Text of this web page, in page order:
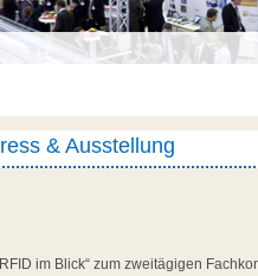
& Ausstellung
im Blick“ zum zweitägigen